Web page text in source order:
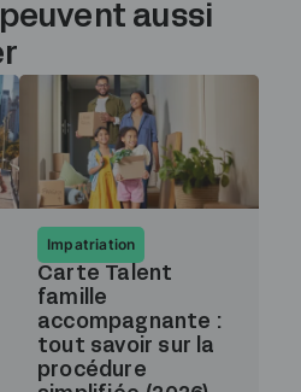
aussi
Impatriation
Carte Talent
famille
accompagnante :
tout savoir sur la
procédure